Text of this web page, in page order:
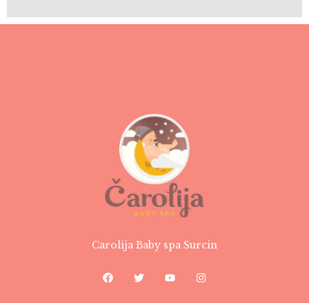
Carolija Baby spa Surcin